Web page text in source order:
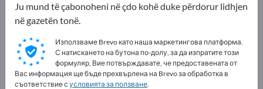
Exportpages
Инструменти за работилница
Шлифовъчни материали
Рекламирайте безплатно в
Exportpages!
Ju mund të çabonoheni në çdo kohë duke përdorur lidhjen
në gazetën tonë.
Използваме Brevo като наша маркетингова платформа.
С натискането на бутона по-долу, за да изпратите този
формуляр, Вие потвърждавате, че предоставената от
Вас информация ще бъде прехвърлена на Brevo за обработка в
съответствие с условията за ползване.